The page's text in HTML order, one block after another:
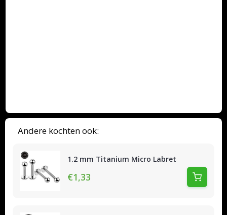
Andere kochten ook:
1.2 mm Titanium Micro Labret
€1,33